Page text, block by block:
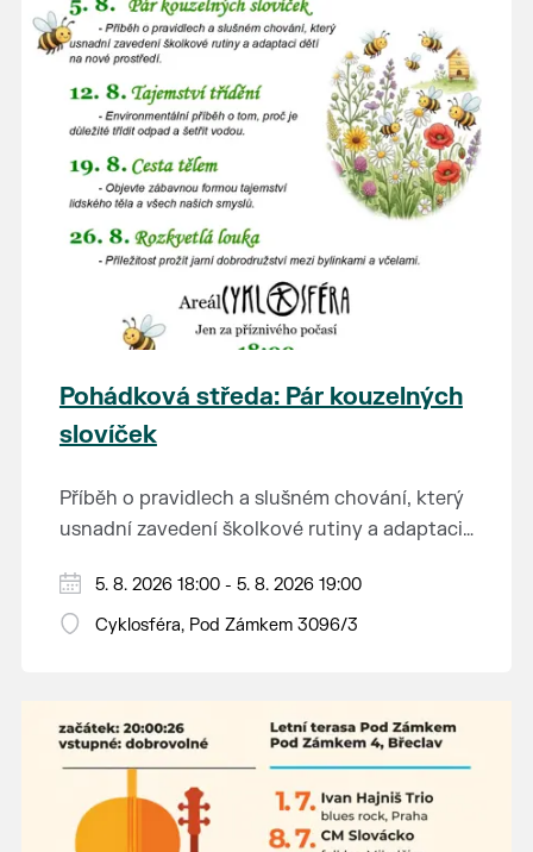
Pohádková středa: Pár kouzelných
slovíček
Příběh o pravidlech a slušném chování, který
usnadní zavedení školkové rutiny a adaptaci
Hraje se jen za příznivého počasí.
Vstupné dobrovolné.
5. 8. 2026 18:00 - 5. 8. 2026 19:00
Cyklosféra, Pod Zámkem 3096/3